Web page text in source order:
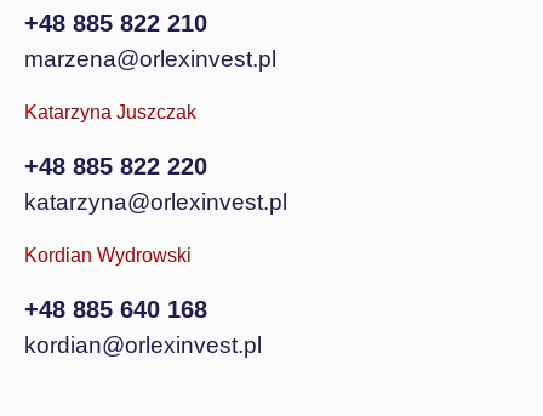
+48 885 822 210
marzena@orlexinvest.pl
Katarzyna Juszczak
+48 885 822 220
katarzyna@orlexinvest.pl
Kordian Wydrowski
+48 885 640 168
kordian@orlexinvest.pl